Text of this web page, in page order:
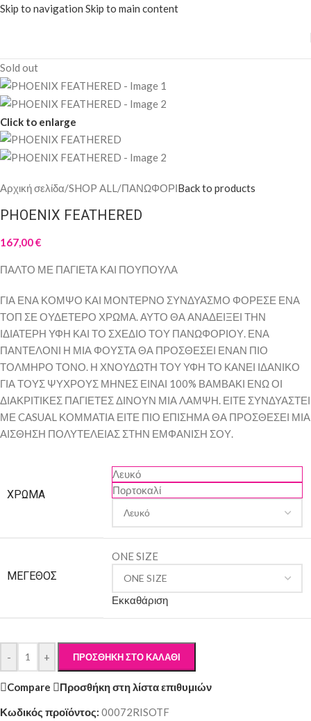
Skip to navigation Skip to main content
Sold out
Click to enlarge
Αρχική σελίδα/SHOP ALL/ΠΑΝΩΦΟΡΙBack to products
PHOENIX FEATHERED
167,00€
ΠΑΛΤΟ ΜΕ ΠΑΓΙΕΤΑ ΚΑΙ ΠΟΥΠΟΥΛΑ
ΓΙΑ ΕΝΑ ΚΟΜΨΟ ΚΑΙ ΜΟΝΤΕΡΝΟ ΣΥΝΔΥΑΣΜΟ ΦΟΡΕΣΕ ΕΝΑ
ΤΟΠ ΣΕ ΟΥΔΕΤΕΡΟ ΧΡΩΜΑ. ΑΥΤΟ ΘΑ ΑΝΑΔΕΙΞΕΙ ΤΗΝ
ΙΔΙΑΤΕΡΗ ΥΦΗ ΚΑΙ ΤΟ ΣΧΕΔΙΟ ΤΟΥ ΠΑΝΩΦΟΡΙΟΥ. ΕΝΑ
ΠΑΝΤΕΛΟΝΙ Η ΜΙΑ ΦΟΥΣΤΑ ΘΑ ΠΡΟΣΘΕΣΕΙ ΕΝΑΝ ΠΙΟ
ΤΟΛΜΗΡΟ ΤΟΝΟ. Η ΧΝΟΥΔΩΤΗ ΤΟΥ ΥΦΗ ΤΟ ΚΑΝΕΙ ΙΔΑΝΙΚΟ
ΓΙΑ ΤΟΥΣ ΨΥΧΡΟΥΣ ΜΗΝΕΣ ΕΙΝΑΙ 100% ΒΑΜΒΑΚΙ ΕΝΩ ΟΙ
ΔΙΑΚΡΙΤΙΚΕΣ ΠΑΓΙΕΤΕΣ ΔΙΝΟΥΝ ΜΙΑ ΛΑΜΨΗ. ΕΙΤΕ ΣΥΝΔΥΑΣΤΕΙ
ΜΕ CASUAL ΚΟΜΜΑΤΙΑ ΕΙΤΕ ΠΙΟ ΕΠΙΣΗΜΑ ΘΑ ΠΡΟΣΘΕΣΕΙ ΜΙΑ
ΑΙΣΘΗΣΗ ΠΟΛΥΤΕΛΕΙΑΣ ΣΤΗΝ ΕΜΦΑΝΙΣΗ ΣΟΥ.
ΧΡΏΜΑ
Λευκό
Πορτοκαλί
ΜΈΓΕΘΟΣ
ONE SIZE
Εκκαθάριση
- + ΠΡΟΣΘΉΚΗ ΣΤΟ ΚΑΛΆΘΙ
Compare
Προσθήκη στη λίστα επιθυμιών
Κωδικός προϊόντος: 00072RISOTF